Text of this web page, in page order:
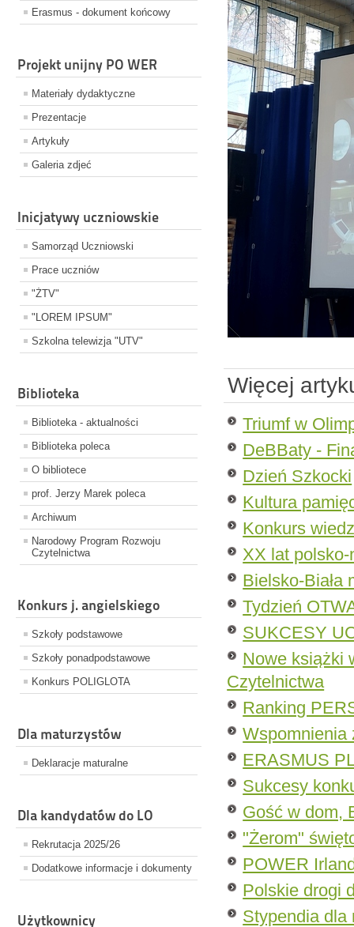
Erasmus - dokument końcowy
Projekt unijny PO WER
Materiały dydaktyczne
Prezentacje
Artykuły
Galeria zdjeć
Inicjatywy uczniowskie
Samorząd Uczniowski
Prace uczniów
"ŻTV"
"LOREM IPSUM"
Szkolna telewizja "UTV"
Biblioteka
Biblioteka - aktualności
Biblioteka poleca
O bibliotece
prof. Jerzy Marek poleca
Archiwum
Narodowy Program Rozwoju
Czytelnictwa
Konkurs j. angielskiego
Szkoły podstawowe
Szkoły ponadpodstawowe
Konkurs POLIGLOTA
Dla maturzystów
Deklaracje maturalne
Dla kandydatów do LO
Rekrutacja 2025/26
Dodatkowe informacje i dokumenty
Użytkownicy
Więcej
Triumf w
DeBBaty -
Dzień Szkocki
Kultura
Konkurs
XX lat polsko-
Bielsko-Biała
Tydzień
SUKCESY
Nowe książki
Czytelnictwa
Ranking
Wspomnienia
ERASMUS
Sukcesy
Gość w dom,
"Żerom"
POWER
Polskie drogi
Stypendia dla